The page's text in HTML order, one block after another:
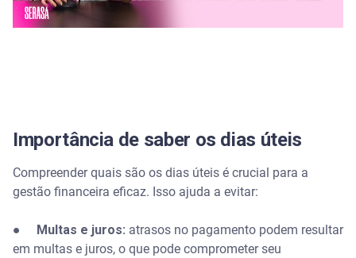
Importância de saber os dias úteis
Compreender quais são os dias úteis é crucial para a
gestão financeira eficaz. Isso ajuda a evitar:
● Multas e juros: atrasos no pagamento podem resultar
em multas e juros, o que pode comprometer seu